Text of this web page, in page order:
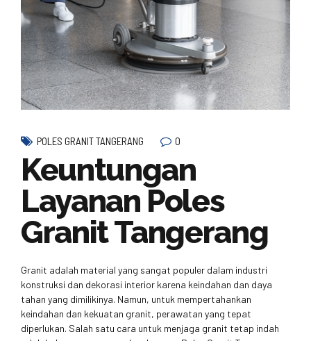
POLES GRANIT TANGERANG 0
Keuntungan
Layanan Poles
Granit Tangerang
Granit adalah material yang sangat populer dalam industri
konstruksi dan dekorasi interior karena keindahan dan daya
tahan yang dimilikinya. Namun, untuk mempertahankan
keindahan dan kekuatan granit, perawatan yang tepat
diperlukan. Salah satu cara untuk menjaga granit tetap indah